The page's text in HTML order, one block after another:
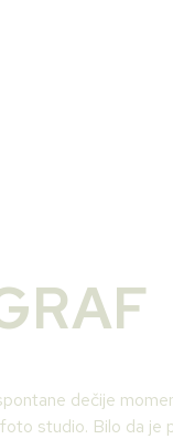
dečije
studio. Bilo da je